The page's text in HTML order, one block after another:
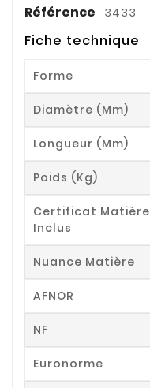
Référence 3433
Fiche technique
Forme
Diamètre (mm)
Longueur (mm)
Poids (kg)
Certificat Matière
Inclus
Nuance Matière
AFNOR
NF
Euronorme